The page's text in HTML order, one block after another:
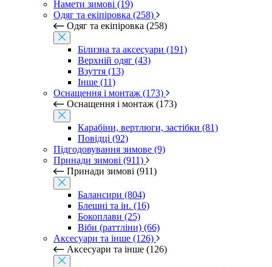
Намети зимові (19)
Одяг та екіпіровка (258)
Одяг та екіпіровка (258)
Білизна та аксесуари (191)
Верхній одяг (43)
Взуття (13)
Інше (11)
Оснащення і монтаж (173)
Оснащення і монтаж (173)
Карабіни, вертлюги, застібки (81)
Повідці (92)
Підгодовування зимове (9)
Принади зимові (911)
Принади зимові (911)
Балансири (804)
Блешні та ін. (16)
Бокоплави (25)
Віби (раттліни) (66)
Аксесуари та інше (126)
Аксесуари та інше (126)